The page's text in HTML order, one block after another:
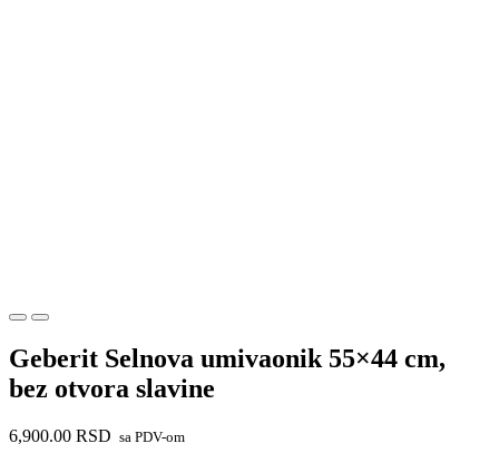
Geberit Selnova umivaonik 55×44 cm,
bez otvora slavine
6,900.00 RSD sa PDV-om